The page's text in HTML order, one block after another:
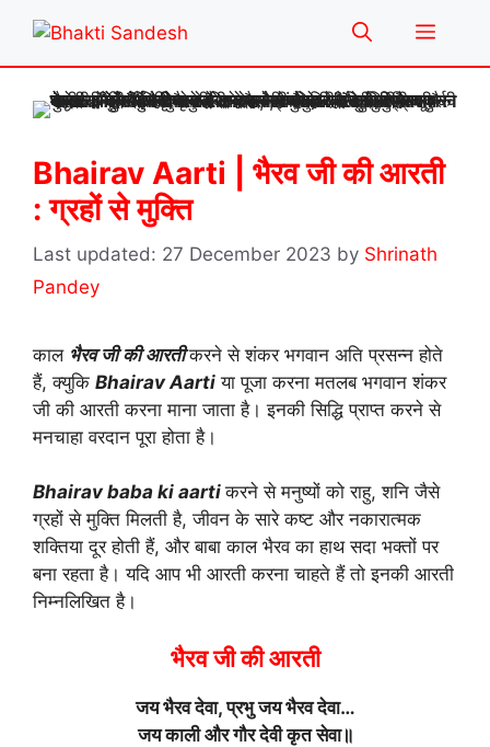
content
Menu
Bhairav Aarti | भैरव जी की आरती
: ग्रहों से मुक्ति
27 December 2023 by Shrinath
Pandey
काल भैरव जी की आरतीकरने से शंकर भगवान अति प्रसन्न होते
हैं, क्युकि Bhairav Aarti या पूजा करना मतलब भगवान शंकर
जी की आरती करना माना जाता है। इनकी सिद्धि प्राप्त करने से
मनचाहा वरदान पूरा होता है।
Bhairav baba ki aartiकरने से मनुष्यों को राहु, शनि जैसे
ग्रहों से मुक्ति मिलती है, जीवन के सारे कष्ट और नकारात्मक
शक्तिया दूर होती हैं, और बाबा काल भैरव का हाथ सदा भक्तों पर
बना रहता है। यदि आप भी आरती करना चाहते हैं तो इनकी आरती
निम्नलिखित है।
भैरव जी की आरती
जय भैरव देवा, प्रभु जय भैरव देवा…
जय काली और गौर देवी कृत सेवा॥